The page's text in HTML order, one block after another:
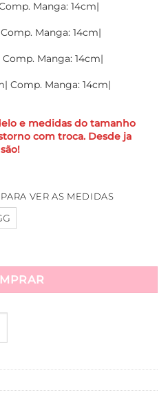
Manga: 14cm|
Manga: 14cm|
Manga: 14cm|
Comp. Manga: 14cm|
e medidas do tamanho
com troca. Desde ja
VER AS MEDIDAS
Trançado no Ombro